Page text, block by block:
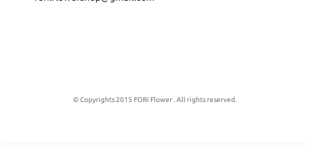
© Copyrights 2015 FORi Flower . All rights reserved.